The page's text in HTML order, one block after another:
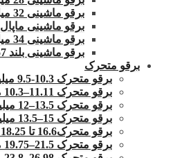
برقو ماشینی 32 میلیمتر مارپیچ
برقو ماشینی ماپال 32 میلیمتر
برقو ماشینی 34 میلیمتر
برقو ماشینی بلند 19.057 میلیمتر
برقو متحرک
برقو متحرک 10.3-9.5 میلیمتر
برقو متحرک 11.11–10.3 میلیمتر
برقو متحرک 13.5–12 میلیمتر
برقو متحرک 15–13.5 میلیمتر
برقو متحرک16.6 تا 18.25 میلیمتر
برقو متحرک 21.5–19.75 میلیمتر